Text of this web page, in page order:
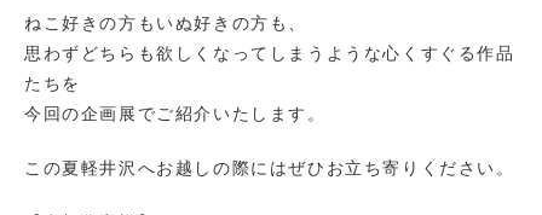
ねこ好きの方もいぬ好きの方も、
思わずどちらも欲しくなってしまうような心くすぐる作品
たちを
今回の企画展でご紹介いたします。
この夏軽井沢へお越しの際にはぜひお立ち寄りください。